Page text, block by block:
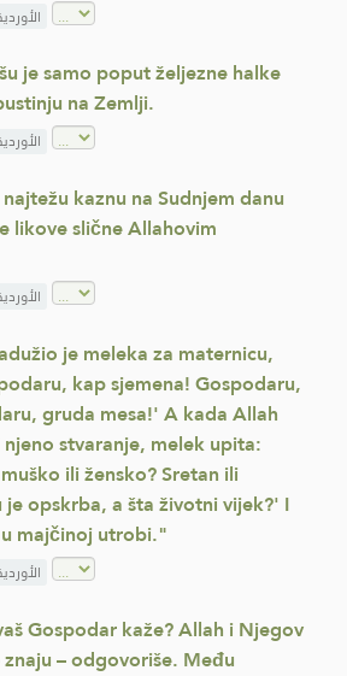
je samo poput željezne halke
na Zemlji.
kaznu na Sudnjem danu
likove slične Allahovim
je meleka za maternicu,
kap sjemena! Gospodaru,
gruda mesa!' A kada Allah
stvaranje, melek upita:
ili žensko? Sretan ili
je opskrba, a šta životni vijek?' I
majčinoj utrobi."
Gospodar kaže? Allah i Njegov
– odgovoriše. Među